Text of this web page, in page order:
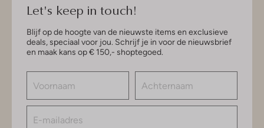
Let's keep in touch!
Blijf op de hoogte van de nieuwste items en exclusieve
deals, speciaal voor jou. Schrijf je in voor de nieuwsbrief
en maak kans op € 150,- shoptegoed.